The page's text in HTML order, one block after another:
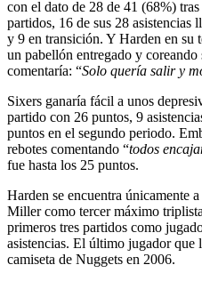
con el dato de 28 de 41 (68%)
partidos, 16 de sus 28 asistencias
y 9 en transición. Y Harden en
un pabellón entregado y
comentaría: “Solo quería salir y
Sixers ganaría fácil a unos
partido con 26 puntos, 9
puntos en el segundo periodo.
rebotes comentando “todos
fue hasta los 25 puntos.
Harden se encuentra únicamente
Miller como tercer máximo
primeros tres partidos como
asistencias. El último jugador
camiseta de Nuggets en 2006.